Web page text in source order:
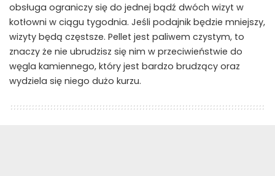
obsługa ograniczy się do jednej bądź dwóch wizyt w
kotłowni w ciągu tygodnia. Jeśli podajnik będzie mniejszy,
wizyty będą częstsze. Pellet jest paliwem czystym, to
znaczy że nie ubrudzisz się nim w przeciwieństwie do
węgla kamiennego, który jest bardzo brudzący oraz
wydziela się niego dużo kurzu.